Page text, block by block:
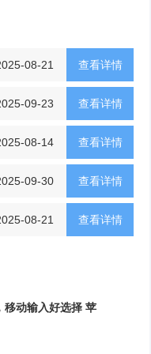
查看详情
08-21
查看详情
09-23
查看详情
08-14
查看详情
09-30
查看详情
08-21
移动输入好选择 苹